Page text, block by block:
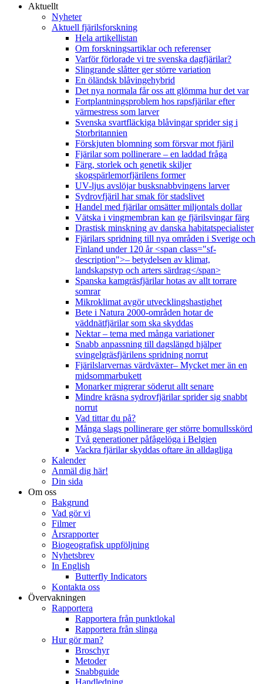
Aktuellt
Nyheter
Aktuell fjärilsforskning
Hela artikellistan
Om forskningsartiklar och referenser
Varför förlorade vi tre svenska dagfjärilar?
Slingrande slåtter ger större variation
En öländsk blåvingehybrid
Det nya normala får oss att glömma hur det var
Fortplantningsproblem hos rapsfjärilar efter
värmestress som larver
Svenska svartfläckiga blåvingar sprider sig i
Storbritannien
Förskjuten blomning som försvar mot fjäril
Fjärilar som pollinerare – en laddad fråga
Färg, storlek och genetik skiljer
skogspärlemorfjärilens former
UV-ljus avslöjar busksnabbvingens larver
Sydrovfjäril har smak för stadslivet
Handel med fjärilar omsätter miljontals dollar
Vätska i vingmembran kan ge fjärilsvingar färg
Drastisk minskning av danska habitatspecialister
Fjärilars spridning till nya områden i Sverige och
Finland under 120 år <span class="sf-
description">– betydelsen av klimat,
landskapstyp och arters särdrag</span>
Spanska kamgräsfjärilar hotas av allt torrare
somrar
Mikroklimat avgör utvecklingshastighet
Bete i Natura 2000-områden hotar de
väddnätfjärilar som ska skyddas
Nektar – tema med många variationer
Snabb anpassning till dagslängd hjälper
svingelgräsfjärilens spridning norrut
Fjärilslarvernas värdväxter– Mycket mer än en
midsommarbukett
Monarker migrerar söderut allt senare
Mindre kräsna sydrovfjärilar sprider sig snabbt
norrut
Vad tittar du på?
Många slags pollinerare ger större bomullsskörd
Två generationer påfågelöga i Belgien
Vackra fjärilar skyddas oftare än alldagliga
Kalender
Anmäl dig här!
Din sida
Om oss
Bakgrund
Vad gör vi
Filmer
Årsrapporter
Biogeografisk uppföljning
Nyhetsbrev
In English
Butterfly Indicators
Kontakta oss
Övervakningen
Rapportera
Rapportera från punktlokal
Rapportera från slinga
Hur gör man?
Broschyr
Metoder
Snabbguide
Handledning